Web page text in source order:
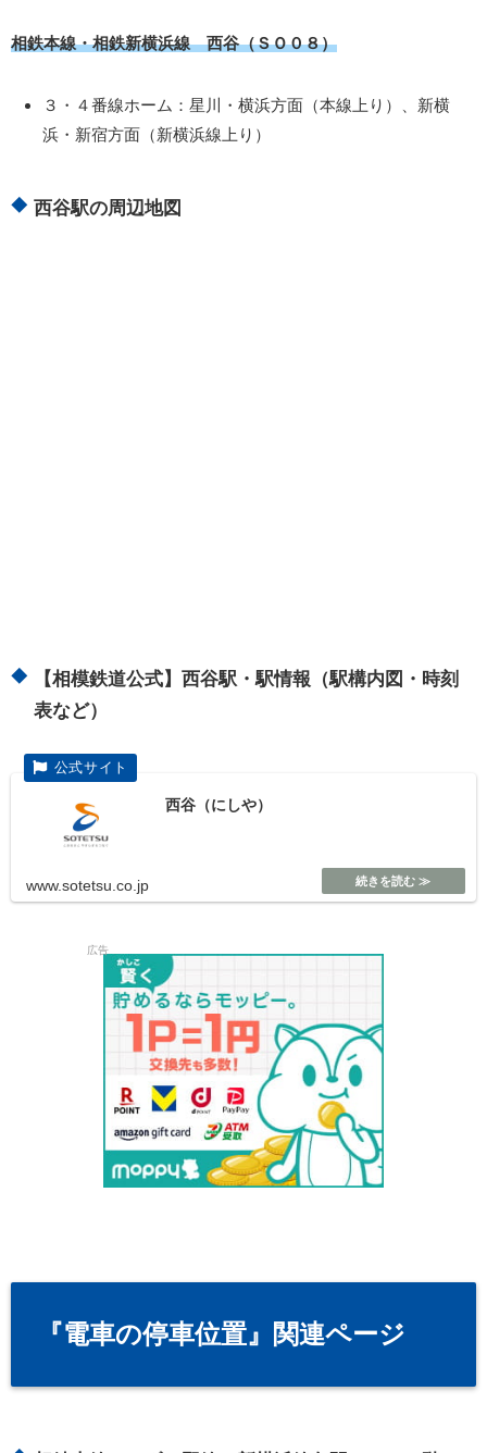
相鉄本線・相鉄新横浜線 西谷（ＳＯ０８）
３・４番線ホーム：星川・横浜方面（本線上り）、新横
浜・新宿方面（新横浜線上り）
西谷駅の周辺地図
【相模鉄道公式】西谷駅・駅情報（駅構内図・時刻
表など）
西谷（にしや）
www.sotetsu.co.jp
広告
『電車の停車位置』関連ページ